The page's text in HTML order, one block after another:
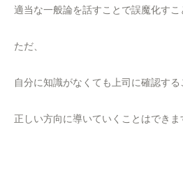
適当な一般論を話すことで誤魔化すこ
ただ、
自分に知識がなくても上司に確認する
正しい方向に導いていくことはできま